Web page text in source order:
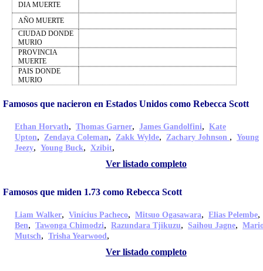
DIA MUERTE
AÑO MUERTE
CIUDAD DONDE
MURIO
PROVINCIA
MUERTE
PAIS DONDE
MURIO
Famosos que nacieron en Estados Unidos como Rebecca Scott
Ethan Horvath, Thomas Garner, James Gandolfini, Kate
Upton, Zendaya Coleman, Zakk Wylde, Zachary Johnson , Young
Jeezy, Young Buck, Xzibit,
Ver listado completo
Famosos que miden 1.73 como Rebecca Scott
Liam Walker, Vinícius Pacheco, Mitsuo Ogasawara, Elias Pelembe
Ben, Tawonga Chimodzi, Razundara Tjikuzu, Saihou Jagne,
Mutsch, Trisha Yearwood,
Ver listado completo